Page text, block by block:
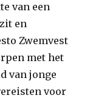
van een
en
Zwemvest
met het
van jonge
voor